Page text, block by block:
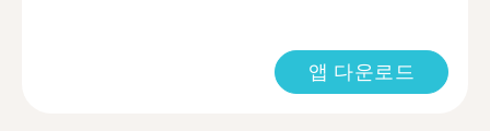
앱 다운로드